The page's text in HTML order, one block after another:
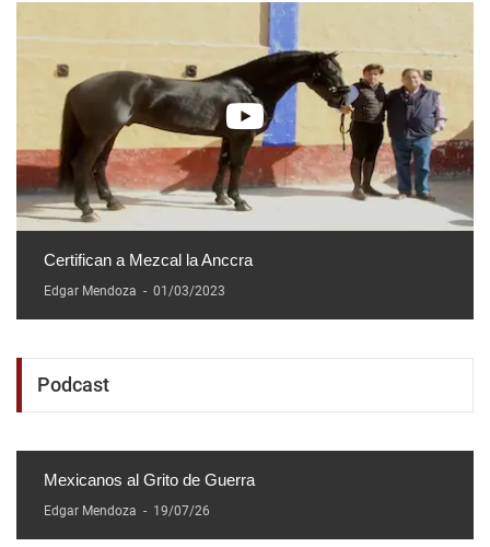
Certifican a Mezcal la Anccra
Edgar Mendoza - 01/03/2023
Podcast
Mexicanos al Grito de Guerra
Edgar Mendoza - 19/07/26